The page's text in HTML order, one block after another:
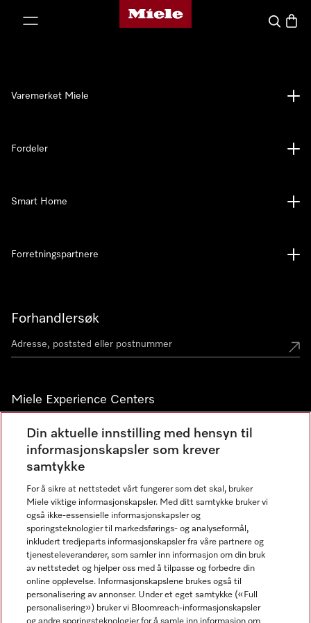
Mieles hjemmeside
Søk
Forhandlersøk
Miele Experience Centers
Miele Experience Center Nesbru
Miele Outlet Nesbru
Nyhetsbrev
Varemerket Miele
Fordeler
Smart Home
Forretningspartnere
Din aktuelle innstilling med hensyn til
informasjonskapsler som krever
samtykke
For å sikre at nettstedet vårt fungerer som det skal, bruker
Miele viktige informasjonskapsler. Med ditt samtykke bruker vi
også ikke-essensielle informasjonskapsler og
sporingsteknologier til markedsførings- og analyseformål,
inkludert tredjeparts informasjonskapsler fra våre partnere og
tjenesteleverandører, som samler inn informasjon om din bruk
av nettstedet og hjelper oss med å tilpasse og forbedre din
online opplevelse. Informasjonskapslene brukes også til
personalisering av annonser. Under et eget samtykke («Full
personalisering») bruker vi Bloomreach-informasjonskapsler